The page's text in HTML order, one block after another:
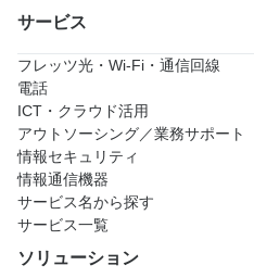
サービス
フレッツ光・Wi-Fi・通信回線
電話
ICT・クラウド活用
アウトソーシング／業務サポート
情報セキュリティ
情報通信機器
サービス名から探す
サービス一覧
ソリューション